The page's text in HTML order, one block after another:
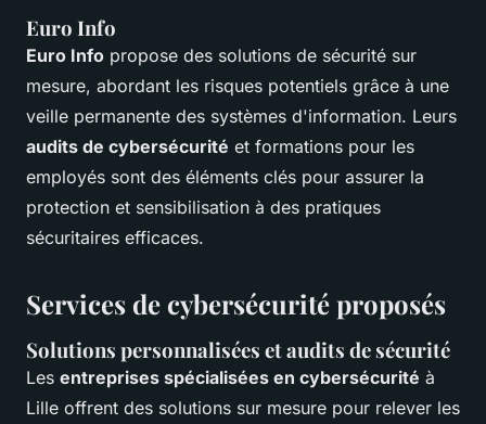
Euro Info
Euro Info propose des solutions de sécurité sur
mesure, abordant les risques potentiels grâce à une
veille permanente des systèmes d'information. Leurs
audits de cybersécurité et formations pour les
employés sont des éléments clés pour assurer la
protection et sensibilisation à des pratiques
sécuritaires efficaces.
Services de cybersécurité proposés
Solutions personnalisées et audits de sécurité
Les entreprises spécialisées en cybersécurité à
Lille offrent des solutions sur mesure pour relever les